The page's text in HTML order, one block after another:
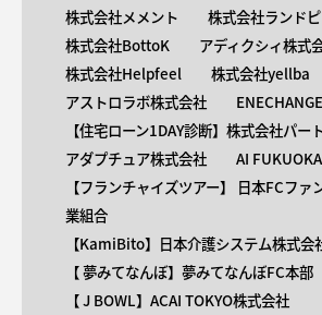
株式会社メメント
株式会社ランド
株式会社BottoK
アディクシィ株式
株式会社Helpfeel
株式会社yellba
アストロラボ株式会社
【住宅ローン1DAY診断】株式会社パー
アダプチュア株式会社
AI FUKUOKA
【​フランチャイズツアー】 日本FCファ
業組合
【KamiBito​】日本介護システム株式会
【 ​夢みてなんぼ】夢みてなんぼFC本部
【 ​J BOWL】ACAI TOKYO株式会社